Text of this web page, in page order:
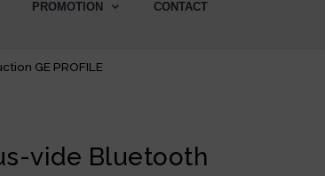
PROMOTION CONTACT
GE PROFILE
vide Bluetooth